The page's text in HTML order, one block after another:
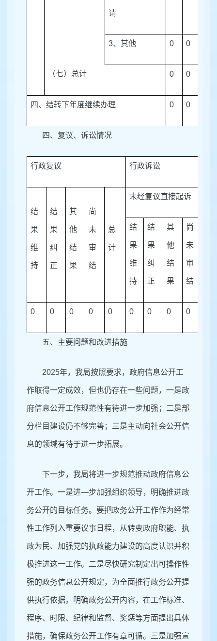
请
3、其他 0 0
（七）总计 0 0
四、结转下年度继续办理 0 0
四、复议、诉讼情况
行政复议 行政诉讼
结
果
维
持
结
果
纠
正
其
他
结
果
尚
未
审
结
总
计
未经复议直接起诉
结
果
维
持
结
果
纠
正
其
他
结
果
尚
未
审
结
0 0 0 0 0 0 0 0 0
五、 主要问题和改进措施
2025年，我局按照要求，政府信息公开工
作取得一定成效，但也仍存在一些问题，一是政
府信息公开工作规范性有待进一步加强 ； 二是部
分栏目建设仍不够完善； 三是主动向社会公开信
息的领域有待于进一步拓展。
下一步，我局将进一步规范推动政府信息公
开工作。一是进—步加强组织领导，明确推进政
务公开的目标任务。要把政务公开工作作为经常
性工作列入重要议事日程，从转变政府职能、执
政为民、加强党的执政能力建设的高度认识并积
极推进这一工作。 二是尽快研究制定出可操作性
强的政务信息公开规定，为全面推行政务公开提
供执行依据。明确政务公开内容，在工作标准、
程序、时限、纪律和监督、奖惩等方面提出具体
措施，确保政务公开工作有章可循。 三是加强宣